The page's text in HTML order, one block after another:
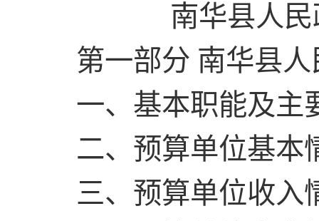
南华县人
第一部分 南华县
一、基本职能及主
二、预算单位基本
三、预算单位收入